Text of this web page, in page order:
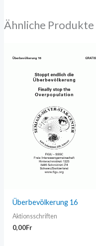
Ähnliche Produkte
Überbevölkerung 16
Aktionsschriften
0,00Fr